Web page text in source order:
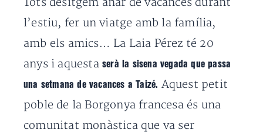
l’estiu, fer un viatge amb la família,
amb els amics… La Laia Pérez té 20
anys i aquesta serà la sisena vegada que passa
una setmana de vacances a Taizé. Aquest petit
poble de la Borgonya francesa és una
comunitat monàstica que va ser